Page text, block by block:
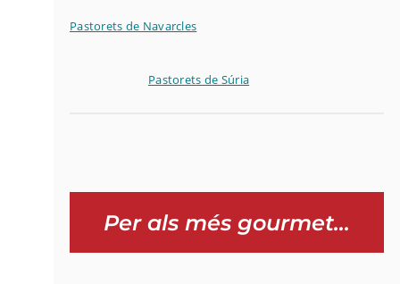
Pastorets de Navarcles
Pastorets de Súria
Per als més gourmet…